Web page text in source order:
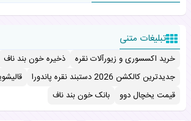
تبلیغات متنی
خرید اکسسوری و زیورآلات نقره ذخیره خون بند ناف
جدیدترین کالکشن 2026 دستبند نقره پاندورا
قیمت یخچال دوو
بانک خون بند ناف